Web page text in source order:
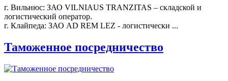
г. Вильнюс: ЗАО VILNIAUS TRANZITAS – складской и
логистический оператор.
г. Клайпеда: ЗАО AD REM LEZ - логистически ...
Таможенное посредничество